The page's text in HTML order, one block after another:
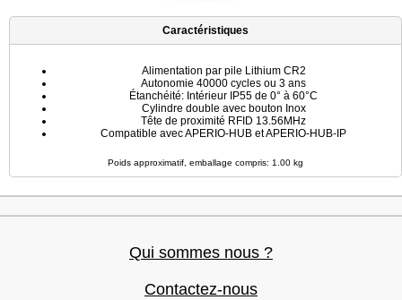
Caractéristiques
Alimentation par pile Lithium CR2
Autonomie 40000 cycles ou 3 ans
Étanchéité: Intérieur IP55 de 0° à 60°C
Cylindre double avec bouton Inox
Tête de proximité RFID 13.56MHz
Compatible avec APERIO-HUB et APERIO-HUB-IP
Poids approximatif, emballage compris: 1.00 kg
Qui sommes nous ?
Contactez-nous